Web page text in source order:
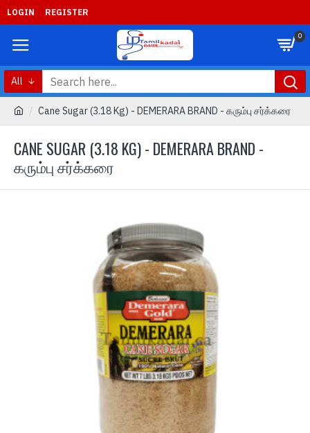
LOGIN REGISTER
0
All
Cane Sugar (3.18 Kg) - DEMERARA BRAND - கரும்பு சர்க்கரை
CANE SUGAR (3.18 KG) - DEMERARA BRAND -
கரும்பு சர்க்கரை